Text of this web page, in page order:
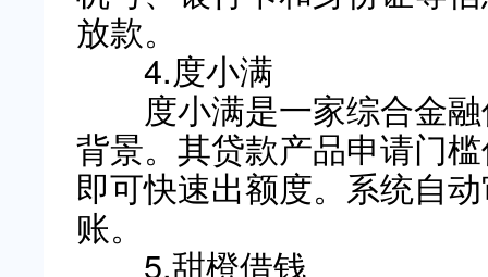
放款。
4.度小满
度小满是一家综合金融
背景。其贷款产品申请门
即可快速出额度。系统自
账。
5.甜橙借钱